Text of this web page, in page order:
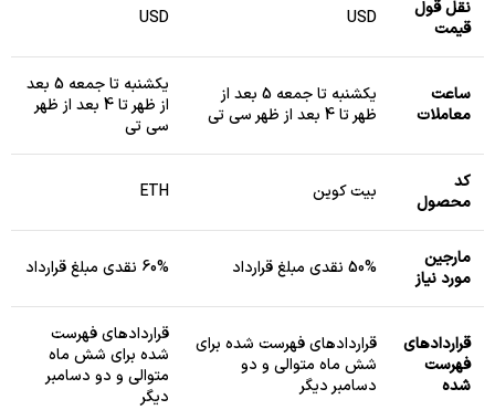
نقل قول
قیمت
USD
USD
ساعت
معاملات
یکشنبه تا جمعه 5 بعد از
ظهر تا 4 بعد از ظهر سی تی
یکشنبه تا جمعه 5 بعد
از ظهر تا 4 بعد از ظهر
سی تی
کد
محصول
بیت کوین ETH
مارجین
مورد نیاز
50% نقدی مبلغ قرارداد 60% نقدی مبلغ قرارداد
قراردادهای
فهرست
شده
قراردادهای فهرست شده برای
شش ماه متوالی و دو
دسامبر دیگر
قراردادهای فهرست
شده برای شش ماه
متوالی و دو دسامبر
دیگر